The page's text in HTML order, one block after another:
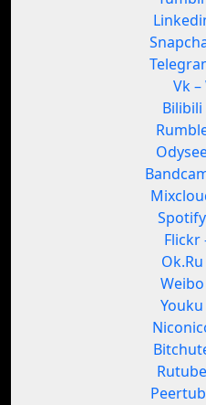
Vk –
Bilibili
Spotify
Flickr
Ok.Ru
Weibo
Youku